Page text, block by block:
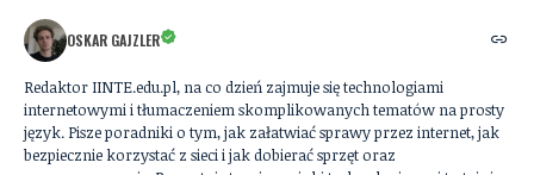
OSKAR GAJZLER
Redaktor IINTE.edu.pl, na co dzień zajmuje się technologiami
internetowymi i tłumaczeniem skomplikowanych tematów na prosty
język. Pisze poradniki o tym, jak załatwiać sprawy przez internet, jak
bezpiecznie korzystać z sieci i jak dobierać sprzęt oraz